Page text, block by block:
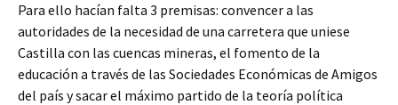
Para ello hacían falta 3 premisas: convencer a las
autoridades de la necesidad de una carretera que uniese
Castilla con las cuencas mineras, el fomento de la
educación a través de las Sociedades Económicas de Amigos
del país y sacar el máximo partido de la teoría política